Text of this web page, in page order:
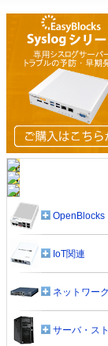
OpenBlocks
IoT関連
ネットワーク
サーバ・ス